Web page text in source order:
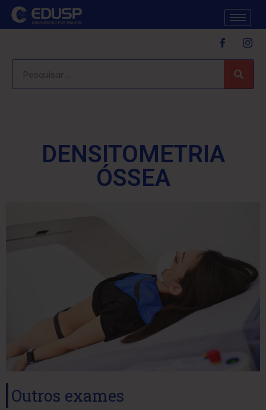
DENSITOMETRIA
ÓSSEA
Outros exames